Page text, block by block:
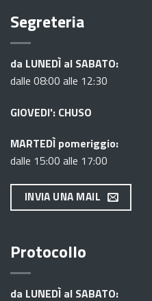
Segreteria
da LUNEDÌ al SABATO:
dalle 08:00 alle 12:30
GIOVEDI': CHUSO
MARTEDÌ pomeriggio:
dalle 15:00 alle 17:00
INVIA UNA MAIL
Protocollo
da LUNEDÌ al SABATO: